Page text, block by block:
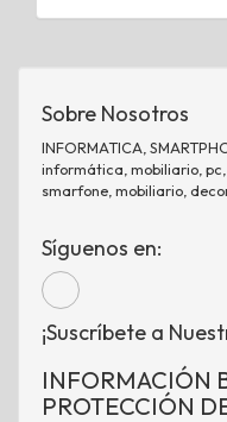
Sobre Nosotros
INFORMATICA,
informática, mobiliario,
smarfone, mobiliario,
Síguenos en:
¡Suscríbete a
INFORMACIÓN
PROTECCIÓN